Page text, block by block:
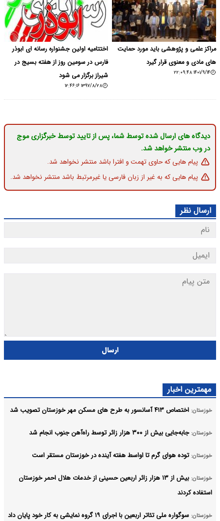
مراکز علمی و پژوهشی باید مورد حمایت
های مادی و معنوی قرار گیرد
۱۴۰۱/۹/۱۴ ۲۲:۰۹:۴۸
اختتامیه اولین جشنواره رسانه ای ابوذر
فارس در سومین روز از هفته بسیج در
شیراز برگزار می شود
۱۳۹۷/۸/۲۸ ۱۲:۴۶:۱۶
دیدگاه های ارسال شده توسط شما، پس از تایید توسط خبرگزاری موج
در وب منتشر خواهد شد.
پیام هایی که حاوی تهمت و افترا باشد منتشر نخواهد شد.
پیام هایی که به غیر از زبان فارسی یا غیرمرتبط باشد منتشر نخواهد شد.
ارسال نظر
ارسال
مهمترین اخبار
خوزستان: اختصاص ۴۱۳ آسانسور به طرح های مسکن مهر خوزستان تصویب شد
خوزستان: جابه‌جایی بیش از ۳۰۰ هزار زائر توسط راه‌آهن جنوب انجام شد
خوزستان: توده هوای گرم تا اواسط هفته آینده در خوزستان مستقر است
خوزستان:
بیش از ۱۳ هزار زائر اربعین حسینی از خدمات هلال احمر خوزستان
استفاده کردند
خوزستان: سوگواره ملی تئاتر اربعین با اجرای ۱۹ گروه نمایشی به کار خود پایان داد